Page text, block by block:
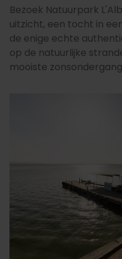
Bezoek Natuurpark
uitzicht, een tocht in
de enige echte
op de natuurlijke
mooiste